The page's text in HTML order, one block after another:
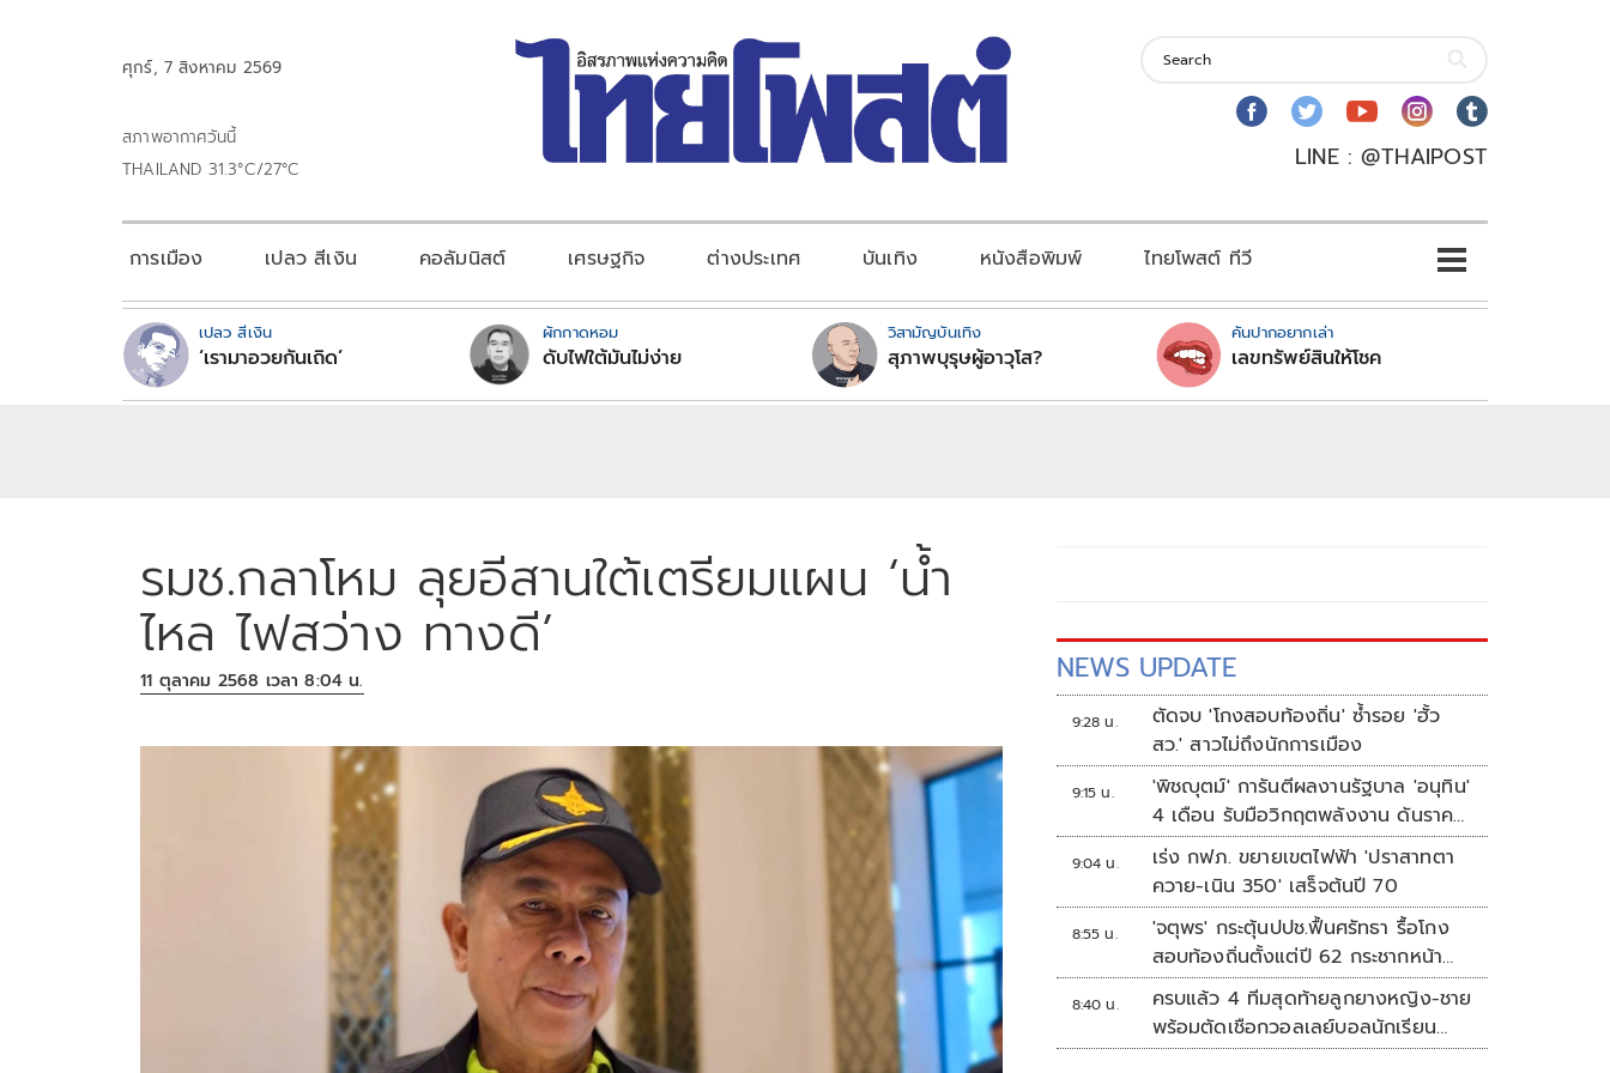
ศุกร์, 7 สิงหาคม 2569
สภาพอากาศวันนี้
THAILAND 31.3°C/27°C
LINE : @THAIPOST
การเมือง เปลว สีเงิน คอลัมนิสต์ เศรษฐกิจ ต่างประเทศ บันเทิง หนังสือพิมพ์ ไทยโพสต์ ทีวี
เปลว สีเงิน
‘เรามาอวยกันเถิด’
ผักกาดหอม
ดับไฟใต้มันไม่ง่าย
วิสามัญบันเทิง
สุภาพบุรุษผู้อาวุโส?
คันปากอยากเล่า
เลขทรัพย์สินให้โชค
รมช.กลาโหม ลุยอีสานใต้เตรียมแผน ‘น้ำ
ไหล ไฟสว่าง ทางดี’
11 ตุลาคม 2568 เวลา 8:04 น. NEWS UPDATE
9:28 น.
ตัดจบ 'โกงสอบท้องถิ่น' ซ้ำรอย 'ฮั้ว
สว.' สาวไม่ถึงนักการเมือง
9:15 น.
'พิชญุตม์' การันตีผลงานรัฐบาล 'อนุทิน'
4 เดือน รับมือวิกฤตพลังงาน ดันราคา
ข้าว-ยาง-ปาล์ม พุ่งต่อเนื่อง พร้อมอัด
มาตรการช่วยลดต้นทุน-ขยายตลาดโลก
9:04 น.
เร่ง กฟภ. ขยายเขตไฟฟ้า 'ปราสาทตา
ควาย-เนิน 350' เสร็จต้นปี 70
8:55 น.
'จตุพร' กระตุ้นปปช.ฟื้นศรัทธา รื้อโกง
สอบท้องถิ่นตั้งแต่ปี 62 กระชากหน้า
ลงโทษให้เข็ดหลาบ
8:40 น.
ครบแล้ว 4 ทีมสุดท้ายลูกยางหญิง-ชาย
พร้อมตัดเชือกวอลเลย์บอลนักเรียน
แชมป์กีฬา '7HD 2026'